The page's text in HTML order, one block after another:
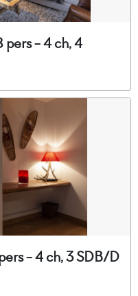
- 4 ch, 4
- 4 ch, 3 SDB/D